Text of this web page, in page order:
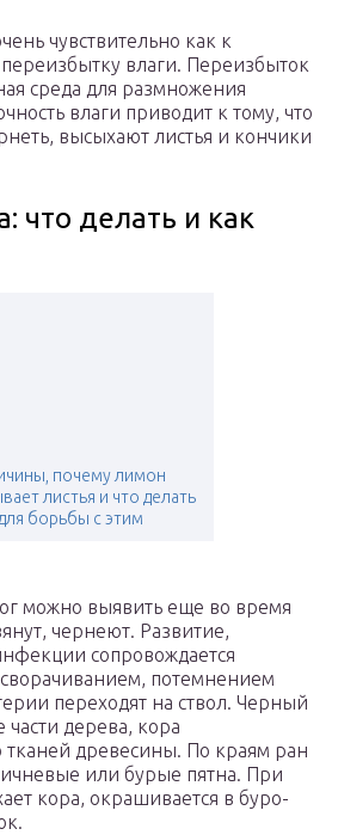
чувствительно как к
переизбытку влаги. Переизбыток
среда для размножения
влаги приводит к тому, что
высыхают листья и кончики
что делать и как
почему лимон
листья и что делать
для борьбы с этим
можно выявить еще во время
чернеют. Развитие,
сопровождается
потемнением
переходят на ствол. Черный
части дерева, кора
тканей древесины. По краям ран
или бурые пятна. При
кора, окрашивается в буро-